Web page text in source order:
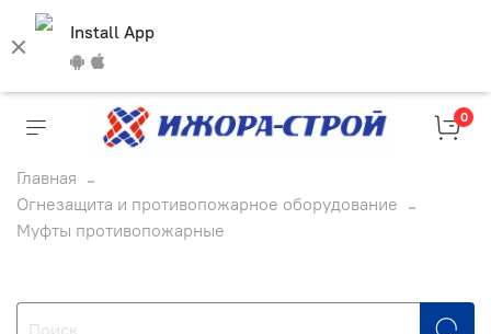
Install App
0
Главная
Огнезащита и противопожарное оборудование
Муфты противопожарные